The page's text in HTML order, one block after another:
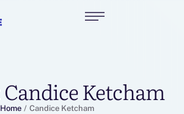
Candice Ketcham
Home / Candice Ketcham